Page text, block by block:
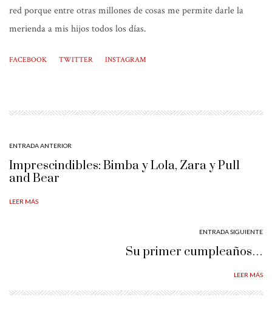
red porque entre otras millones de cosas me permite darle la
merienda a mis hijos todos los días.
FACEBOOK TWITTER INSTAGRAM
ENTRADA ANTERIOR
Imprescindibles: Bimba y Lola, Zara y Pull
and Bear
LEER MÁS
ENTRADA SIGUIENTE
Su primer cumpleaños…
LEER MÁS